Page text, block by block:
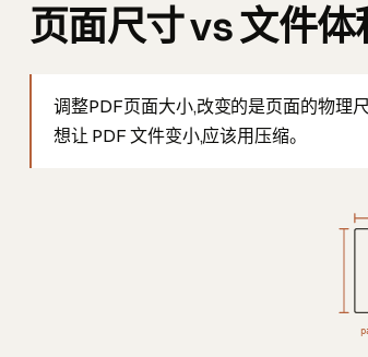
页面尺寸 vs 文件
调整PDF页面大小,改变的是页面的物
想让 PDF 文件变小,应该用压缩。